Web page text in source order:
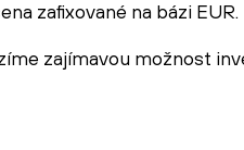
zafixované na bázi EUR.
zajímavou možnost